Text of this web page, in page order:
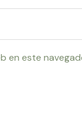
en este